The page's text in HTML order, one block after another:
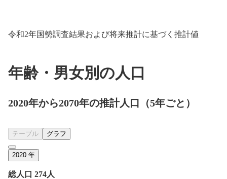
令和2年国勢調査結果および将来推計に基づく推計値
年齢・男女別の人口
2020年から2070年の推計人口（5年ごと）
テーブル グラフ
2020 年
総人口 274人